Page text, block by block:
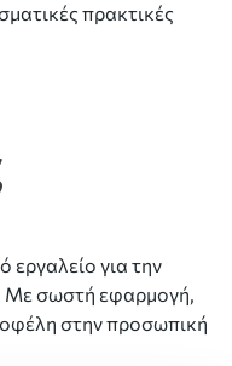
πρακτικές
εργαλείο για την
Με σωστή εφαρμογή,
στην προσωπική